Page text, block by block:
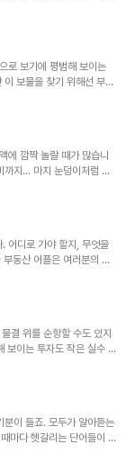
요! 부동산 투자 수익률 파
지를 수치로 보여주는 거
이란?총 수익에서 세금,
.2. 총수익률 vs. 연간 수
나눌..
로 보기에 평범해 보이는
보물을 찾기 위해선 부동
투자에서 반드시 주목해야
력한 신호입니다. 지하철
, 이는 자연스럽게 수요 증
도로 및 국도 확장 계획광
지방자치단체나 국..
에 깜짝 놀랄 때가 많습니
까지... 마치 눈덩이처럼 불
이 관리비를 똑똑하게 절
관이 큰 변화를 만듭니다
요한 대기전력을 차단하고,
절약 팁:사용하지 않는 전
적정하게 설정하기✔️ ..
어디로 가야 할지, 무엇을
동산 어플은 여러분의 든
어플들을 소개하며, 그
나입니다. 전국 아파트, 오
비교할 수 있는 기능이 강
부 미리 보기 가능직거래
활용..
결 위를 순항할 수도 있지
보이는 투자도 작은 실수 하
를 통해 우리가 놓치기 쉬
하는 "묻지마 투자"는 실
아파트에 투자했지만, 재
: 부동산 투자 전에는 철저
꼼꼼히 ..
분이 들죠. 모두가 알아듣는
마다 헷갈리는 단어들이 눈
쉽게 풀어드릴게요. 이